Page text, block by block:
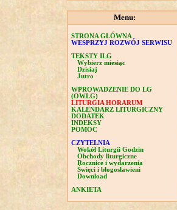
Menu:
STRONA GŁÓWNA
WESPRZYJ ROZWÓJ SERWISU
TEKSTY ILG
Wybierz miesiąc
Dzisiaj
Jutro
WPROWADZENIE DO LG
(OWLG)
LITURGIA HORARUM
KALENDARZ LITURGICZNY
DODATEK
INDEKSY
POMOC
CZYTELNIA
Wokół Liturgii Godzin
Obchody liturgiczne
Rocznice i wydarzenia
Święci i błogosławieni
Download
ANKIETA